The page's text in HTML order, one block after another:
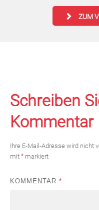
ZUM
Schreiben
Kommentar
Ihre E-Mail-Adresse wird nicht
mit * markiert
KOMMENTAR *